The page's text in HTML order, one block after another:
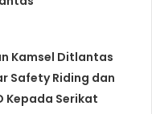
Kamsel Ditlantas
Safety Riding dan
Kepada Serikat